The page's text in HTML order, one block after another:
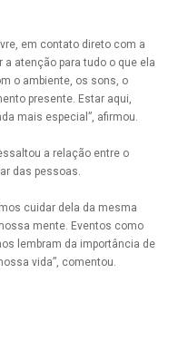
em contato direto com a
atenção para tudo o que ela
o ambiente, os sons, o
presente. Estar aqui,
mais especial”, afirmou.
a relação entre o
das pessoas.
cuidar dela da mesma
mente. Eventos como
lembram da importância de
vida”, comentou.